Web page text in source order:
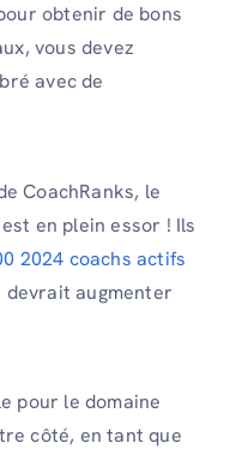
obtenir de bons
vous devez
avec de
CoachRanks, le
en plein essor ! Ils
2024 coachs actifs
devrait augmenter
pour le domaine
côté, en tant que